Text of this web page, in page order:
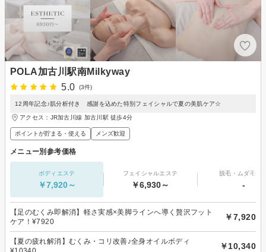
POLA加古川駅南Milkyway
5.0
(3件)
12周年記念♪肌分析付き 感謝を込めた特別フェイシャルで夏の美肌ケア☆
アクセス：JR加古川線 加古川駅 徒歩4分
ポイントが貯まる・使える メンズ歓迎
メニュー別参考価格
ボディエステ
￥7,920～
フェイシャルエステ
￥6,930～
脱毛・ムダ毛処
-
【足のむくみ即解消】軽さ実感×美脚ラインへ導く贅沢フット
ケア！¥7920
￥7,920
【夏の疲れ解消】むくみ・コリ改善♪全身オイルボディ
￥10,340